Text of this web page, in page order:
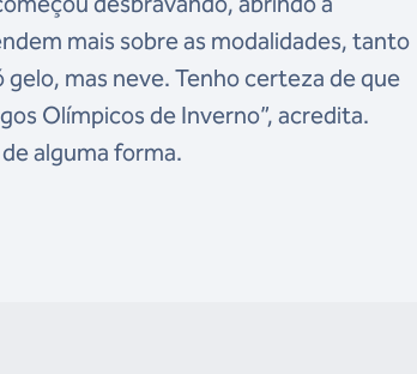
mais sobre as modalidades, tanto
mas neve. Tenho certeza de que
Olímpicos de Inverno”, acredita.
alguma forma.